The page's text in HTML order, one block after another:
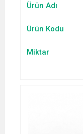
Ürün Adı
Ürün Kodu
Miktar